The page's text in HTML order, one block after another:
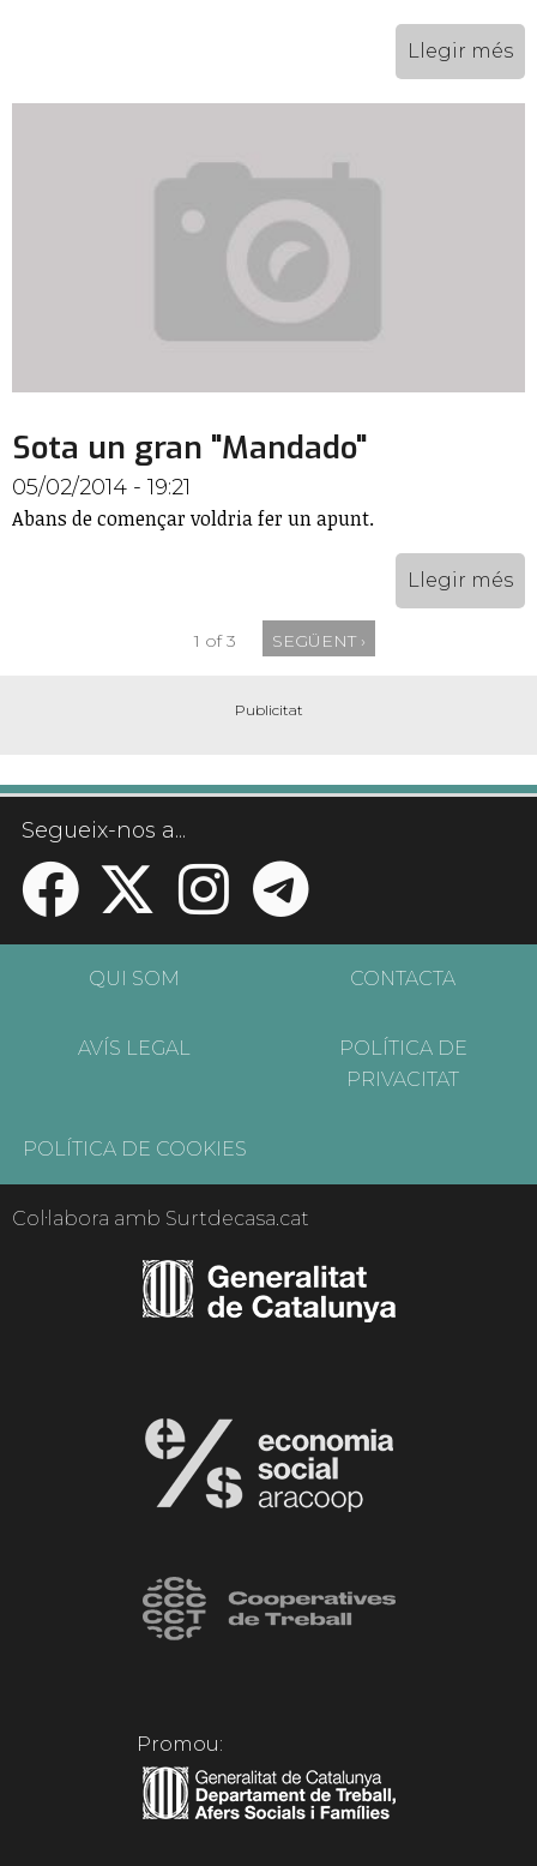
Llegir més
Sota un gran "Mandado"
05/02/2014 - 19:21
Abans de començar voldria fer un apunt.
Llegir més
1 of 3 SEGÜENT ›
Segueix-nos a...
QUI SOM CONTACTA
AVÍS LEGAL
POLÍTICA DE
PRIVACITAT
POLÍTICA DE COOKIES
Col·labora amb Surtdecasa.cat
Promou: